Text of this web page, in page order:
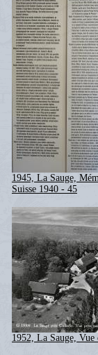
1945, La Sauge,
Suisse 1940 - 45
1952, La Sauge, Vue